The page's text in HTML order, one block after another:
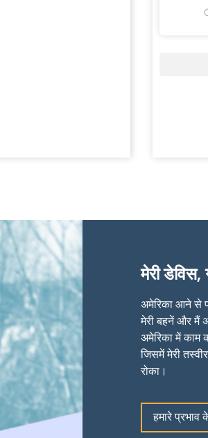
मेरी
अमेरिका आने से
मेरी बहनें और मैं
अमेरिका में काम
जिसमें मेरी
रोका।
हमारे